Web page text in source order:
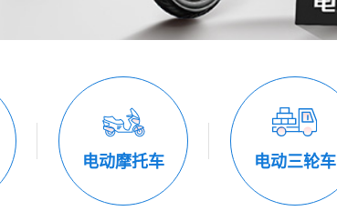
电动摩托车 电动三轮车